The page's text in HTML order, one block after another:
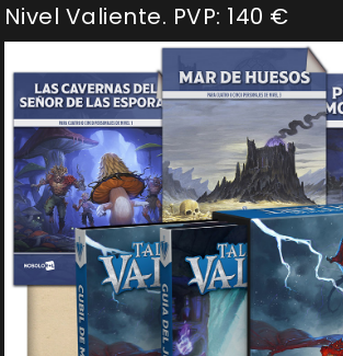
Nivel Valiente. PVP: 140 €